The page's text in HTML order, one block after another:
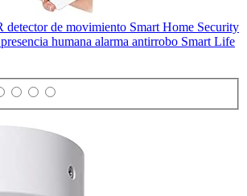
detector de movimiento Smart Home Security
humana alarma antirrobo Smart Life